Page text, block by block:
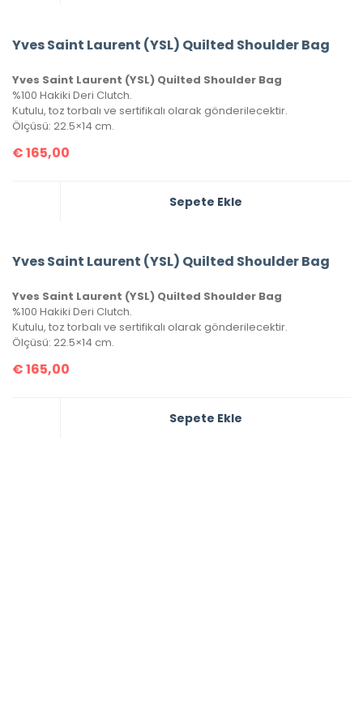
Yves Saint Laurent (YSL) Quilted Shoulder Bag
Yves Saint Laurent (YSL) Quilted Shoulder Bag
%100 Hakiki Deri Clutch.
Kutulu, toz torbalı ve sertifikalı olarak gönderilecektir.
Ölçüsü: 22.5×14 cm.
€165,00
Sepete Ekle
Yves Saint Laurent (YSL) Quilted Shoulder Bag
Yves Saint Laurent (YSL) Quilted Shoulder Bag
%100 Hakiki Deri Clutch.
Kutulu, toz torbalı ve sertifikalı olarak gönderilecektir.
Ölçüsü: 22.5×14 cm.
€165,00
Sepete Ekle